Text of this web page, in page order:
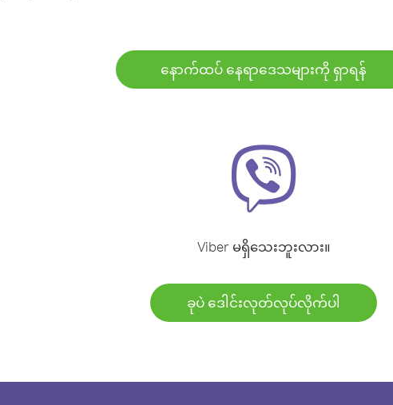
နောက်ထပ် နေရာဒေသများကို ရှာရန်
Viber မရှိသေးဘူးလား။
ခုပဲ ဒေါင်းလုတ်လုပ်လိုက်ပါ